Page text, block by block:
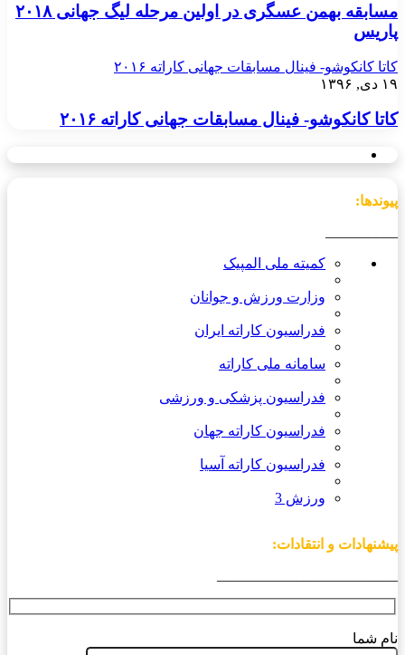
مسابقه بهمن عسگری در اولین مرحله لیگ جهانی ۲۰۱۸
پاریس
کاتا کانکوشو- فینال مسابقات جهانی کاراته ۲۰۱۶
۱۹ دی, ۱۳۹۶
کاتا کانکوشو- فینال مسابقات جهانی کاراته ۲۰۱۶
پیوندها:
کمیته ملی المپیک
وزارت ورزش و جوانان
فدراسیون کاراته ایران
سامانه ملی کاراته
فدراسیون پزشکی و ورزشی
فدراسیون کاراته جهان
فدراسیون کاراته آسیا
ورزش 3
پیشنهادات و انتقادات:
نام شما